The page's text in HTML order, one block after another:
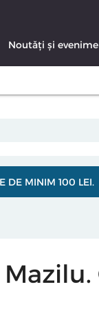
Noutăți și
DE MINIM 100 LEI.